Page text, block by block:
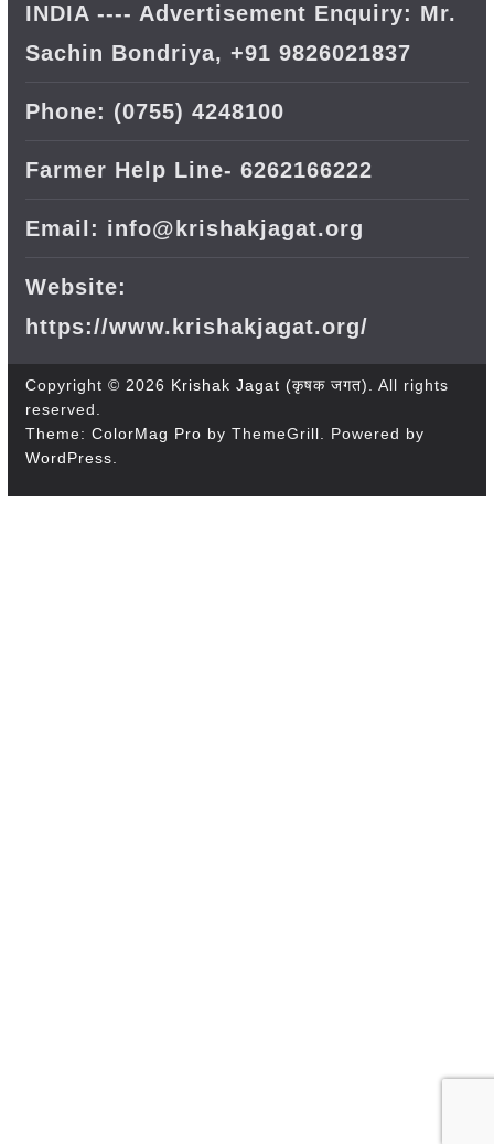
INDIA ---- Advertisement Enquiry: Mr.
Sachin Bondriya, +91 9826021837
Phone: (0755) 4248100
Farmer Help Line- 6262166222
Email: info@krishakjagat.org
Website:
https://www.krishakjagat.org/
Copyright © 2026 Krishak Jagat (कृषक जगत). All rights
reserved.
Theme: ColorMag Pro by ThemeGrill. Powered by
WordPress.